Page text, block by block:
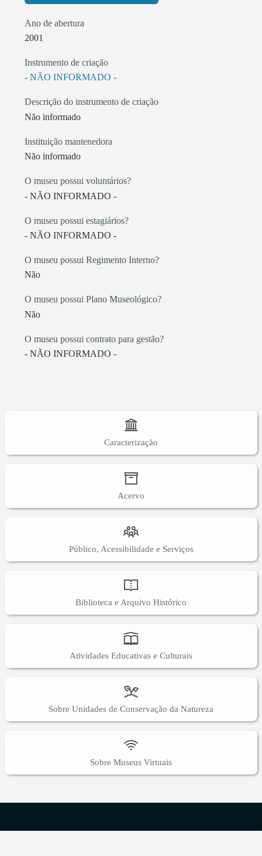
Ano de abertura
2001
Instrumento de criação
- NÃO INFORMADO -
Descrição do instrumento de criação
Não informado
Instituição mantenedora
Não informado
O museu possui voluntários?
- NÃO INFORMADO -
O museu possui estagiários?
- NÃO INFORMADO -
O museu possui Regimento Interno?
Não
O museu possui Plano Museológico?
Não
O museu possui contrato para gestão?
- NÃO INFORMADO -
Caracterização
Acervo
Público, Acessibilidade e Serviços
Biblioteca e Arquivo Histórico
Atividades Educativas e Culturais
Sobre Unidades de Conservação da Natureza
Sobre Museus Virtuais